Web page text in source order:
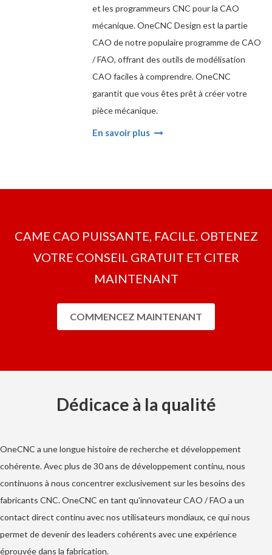
et les programmeurs CNC pour la CAO
mécanique. OneCNC Design est la partie
CAO de notre populaire programme de CAO
/ FAO, offrant des outils de modélisation
CAO faciles à comprendre. OneCNC
garantit que vous êtes prêt à créer votre
pièce mécanique.
En savoir plus
CAME CAO PUISSANTE, FACILE. OBTENEZ
VOTRE CONSEIL GRATUIT ET CITER
MAINTENANT
COMMENCEZ MAINTENANT
Dédicace à la qualité
OneCNC a une longue histoire de recherche et développement
cohérente. Avec plus de 30 ans de développement continu, nous
continuons à nous concentrer exclusivement sur les besoins des
fabricants CNC. OneCNC en tant qu'innovateur CAO / FAO a un
contact direct continu avec nos utilisateurs mondiaux, ce qui nous
permet de devenir des leaders cohérents avec une expérience
éprouvée dans la fabrication.